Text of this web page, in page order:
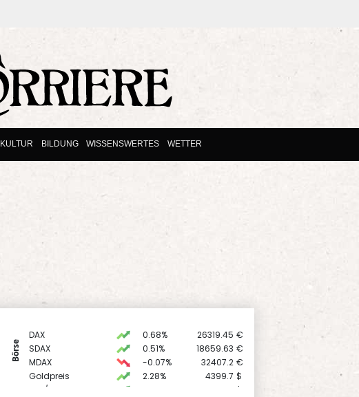
KULTUR BILDUNG WISSENSWERTES WETTER
Börse
DAX 0.68% 26319.45 €
SDAX
0.51% 18659.63 €
MDAX
-0.07% 32407.2 €
Goldpreis
2.28% 4399.7 $
EUR/USD
$